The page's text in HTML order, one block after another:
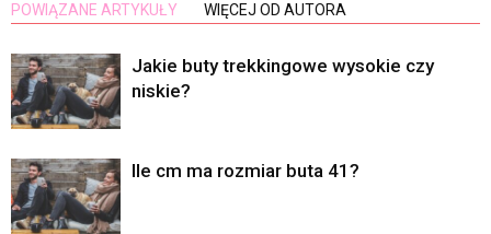
POWIĄZANE ARTYKUŁY WIĘCEJ OD AUTORA
Jakie buty trekkingowe wysokie czy
niskie?
Ile cm ma rozmiar buta 41?